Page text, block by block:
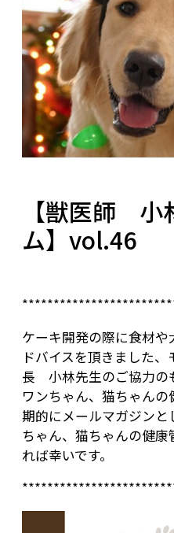
【獣医師 小
ム】vol.46
ケーキ開発の際に食材
ドバイスを頂きました
長 小林先生のご協力の
ワンちゃん、猫ちゃん
期的にメールマガジンと
ちゃん、猫ちゃんの健
れば幸いです。